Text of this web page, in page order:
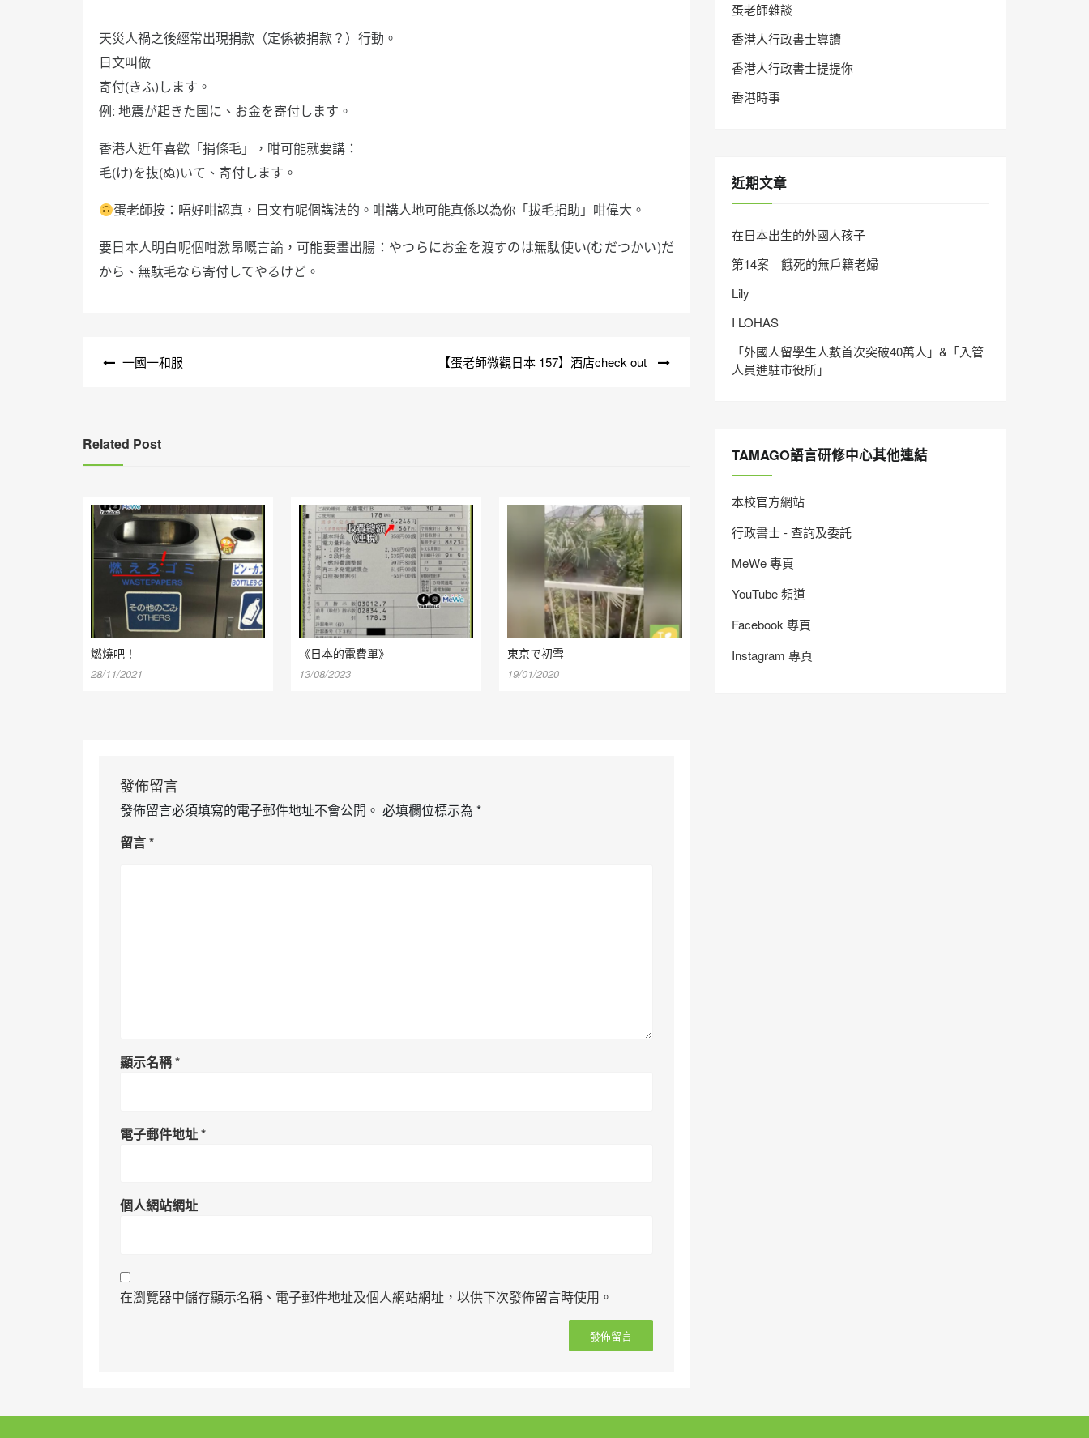
天災人禍之後經常出現捐款（定係被捐款？）行動。
日文叫做
寄付(きふ)します。
例: 地震が起きた国に、お金を寄付します。
香港人近年喜歡「捐條毛」，咁可能就要講：
毛(け)を抜(ぬ)いて、寄付します。
蛋老師按：唔好咁認真，日文冇呢個講法的。咁講人地可能真係以為你「拔毛捐助」咁偉大。
要日本人明白呢個咁激昂嘅言論，可能要畫出腸：やつらにお金を渡すのは無駄使い(むだつかい)だ
から、無駄毛なら寄付してやるけど。
一國一和服 【蛋老師微觀日本 157】酒店check out
Related Post
燃燒吧！
28/11/2021
《日本的電費單》
13/08/2023
東京で初雪
19/01/2020
發佈留言
發佈留言必須填寫的電子郵件地址不會公開。 必填欄位標示為 *
留言*
顯示名稱*
電子郵件地址*
個人網站網址
在瀏覽器中儲存顯示名稱、電子郵件地址及個人網站網址，以供下次發佈留言時使用。
蛋老師雜談
香港人行政書士導讀
香港人行政書士提提你
香港時事
近期文章
在日本出生的外國人孩子
第14案｜餓死的無戶籍老婦
Lily
I LOHAS
「外國人留學生人數首次突破40萬人」&「入管
人員進駐市役所」
TAMAGO語言研修中心其他連結
本校官方網站
行政書士 - 查詢及委託
MeWe 專頁
YouTube 頻道
Facebook 專頁
Instagram 專頁